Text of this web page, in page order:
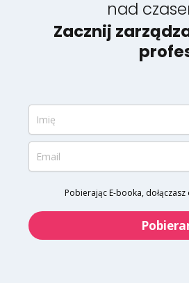
nad
Zacznij
Pobierając E-booka,